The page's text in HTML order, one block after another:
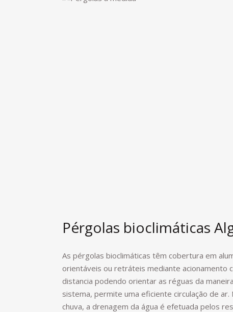
Pérgolas bioclimáticas
As pérgolas bioclimáticas têm cobertura em
orientáveis ou retráteis mediante acionamento
distancia podendo orientar as réguas da
sistema, permite uma eficiente circulação de ar.
chuva, a drenagem da água é efetuada pelos